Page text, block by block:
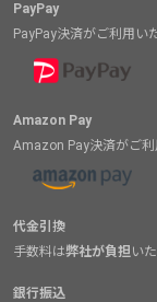
PayPay
PayPay決済がご利用い
Amazon Pay
Amazon Pay決済がご利
代金引換
手数料は弊社が負担い
銀行振込